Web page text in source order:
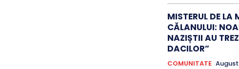
MISTERUL DE LA
CĂLANULUI:
NAZIȘTII AU
DACILOR”
COMUNITATE